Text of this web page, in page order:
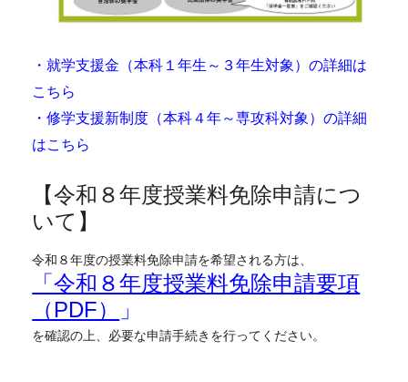
・就学支援金（本科１年生～３年生対象）の詳細は
こちら
・修学支援新制度（本科４年～専攻科対象）の詳細
はこちら
【令和８年度授業料免除申請につ
いて】
令和８年度の授業料免除申請を希望される方は、
「令和８年度授業料免除申請要項
（PDF）
」
を確認の上、必要な申請手続きを行ってください。